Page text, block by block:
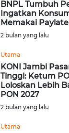
BNPL Tumbuh
Ingatkan
Memakai
2 bulan yang lalu
Utama
KONI Jambi
Tinggi: Ketum
Loloskan Lebih
PON 2027
2 bulan yang lalu
Utama